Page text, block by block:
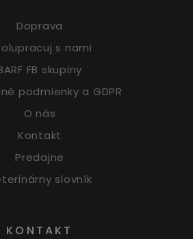
Doprava
s nami
FB skupiny
podmienky a GDPR
O nás
Kontakt
Predajne
slovník
KONTAKT